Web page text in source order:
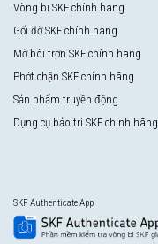
Vòng bi SKF chính hãng
Gối đỡ SKF chính hãng
Mỡ bôi trơn SKF chính hãng
Phớt chặn SKF chính hãng
Sản phẩm truyền động
Dụng cụ bảo trì SKF chính hãng
SKF Authenticate App